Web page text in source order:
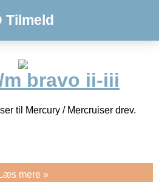
Tilmeld
bravo ii-iii
til Mercury / Mercruiser drev.
Læs mere »